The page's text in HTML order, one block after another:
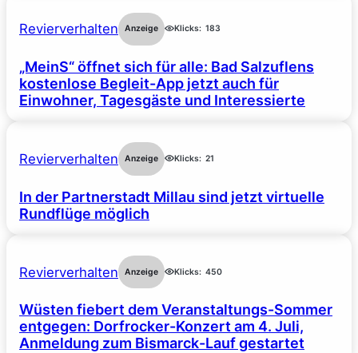
Revierverhalten Anzeige Klicks: 183
„MeinS“ öffnet sich für alle: Bad Salzuflens
kostenlose Begleit-App jetzt auch für
Einwohner, Tagesgäste und Interessierte
Revierverhalten Anzeige Klicks: 21
In der Partnerstadt Millau sind jetzt virtuelle
Rundflüge möglich
Revierverhalten Anzeige Klicks: 450
Wüsten fiebert dem Veranstaltungs-Sommer
entgegen: Dorfrocker-Konzert am 4. Juli,
Anmeldung zum Bismarck-Lauf gestartet